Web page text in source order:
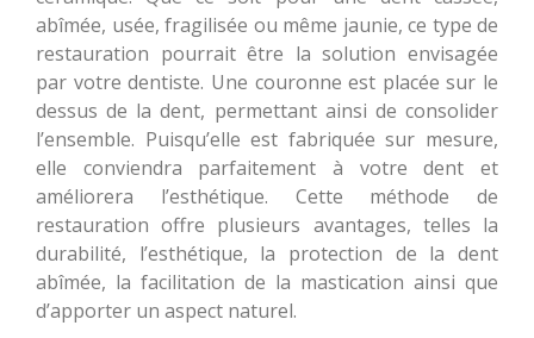
abîmée, usée, fragilisée ou même jaunie, ce type de
restauration pourrait être la solution envisagée
par votre dentiste. Une couronne est placée sur le
dessus de la dent, permettant ainsi de consolider
l’ensemble. Puisqu’elle est fabriquée sur mesure,
elle conviendra parfaitement à votre dent et
améliorera l’esthétique. Cette méthode de
restauration offre plusieurs avantages, telles la
durabilité, l’esthétique, la protection de la dent
abîmée, la facilitation de la mastication ainsi que
d’apporter un aspect naturel.